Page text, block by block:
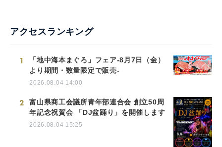
アクセスランキング
1
「地中海本まぐろ」フェア-8月7日（金）
より期間・数量限定で販売-
2026.08.04 14:00
2
富山県商工会議所青年部連合会 創立50周
年記念祝賀会 「DJ盆踊り」を開催します
2026.08.04 15:25